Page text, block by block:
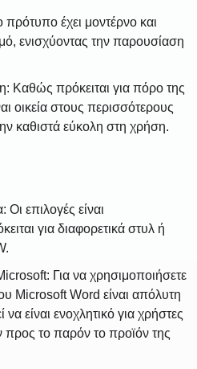
πρότυπο έχει μοντέρνο και
ενισχύοντας την παρουσίαση
Καθώς πρόκειται για πόρο της
οικεία στους περισσότερους
καθιστά εύκολη στη χρήση.
Οι επιλογές είναι
για διαφορετικά στυλ ή
Για να χρησιμοποιήσετε
Microsoft Word είναι απόλυτη
είναι ενοχλητικό για χρήστες
προς το παρόν το προϊόν της